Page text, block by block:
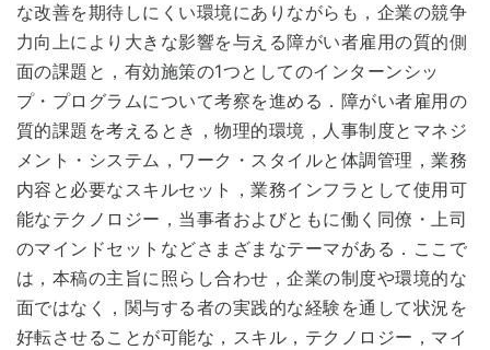
な改善を期待しにくい環境にありながらも，企業の競争
力向上により大きな影響を与える障がい者雇用の質的側
面の課題と，有効施策の1つとしてのインターンシッ
プ・プログラムについて考察を進める．障がい者雇用の
質的課題を考えるとき，物理的環境，人事制度とマネジ
メント・システム，ワーク・スタイルと体調管理，業務
内容と必要なスキルセット，業務インフラとして使用可
能なテクノロジー，当事者およびともに働く同僚・上司
のマインドセットなどさまざまなテーマがある．ここで
は，本稿の主旨に照らし合わせ，企業の制度や環境的な
面ではなく，関与する者の実践的な経験を通して状況を
好転させることが可能な，スキル，テクノロジー，マイ